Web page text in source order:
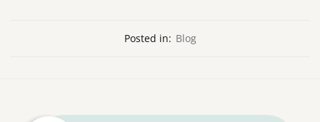
Posted in: Blog